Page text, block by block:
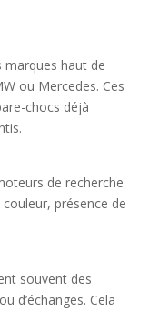
marques haut de
ou Mercedes. Ces
chocs déjà
de recherche
présence de
souvent des
d’échanges. Cela